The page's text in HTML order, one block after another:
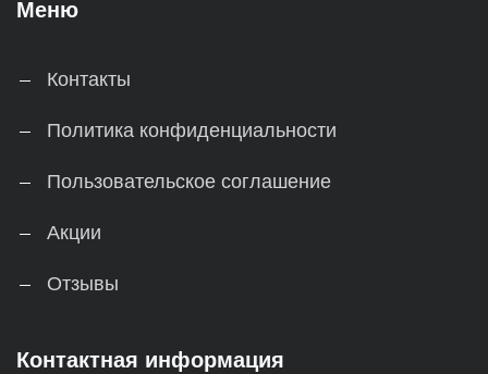
Меню
Контакты
Политика конфиденциальности
Пользовательское соглашение
Акции
Отзывы
Контактная информация